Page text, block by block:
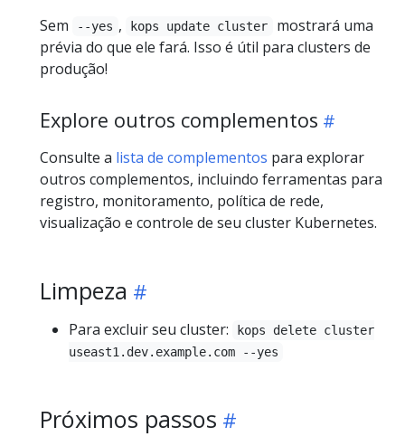
Sem
--yes , kops update cluster
mostrará uma
prévia do que ele fará. Isso é útil para clusters de
produção!
Explore outros complementos
Consulte a lista de complementos para explorar
outros complementos, incluindo ferramentas para
registro, monitoramento, política de rede,
visualização e controle de seu cluster Kubernetes.
Limpeza
Para excluir seu cluster:
kops delete cluster
useast1.dev.example.com --yes
Próximos passos